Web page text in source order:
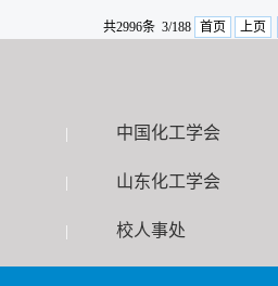
共2996条 3/188 首页 上页
| 中国化工学会
| 山东化工学会
| 校人事处